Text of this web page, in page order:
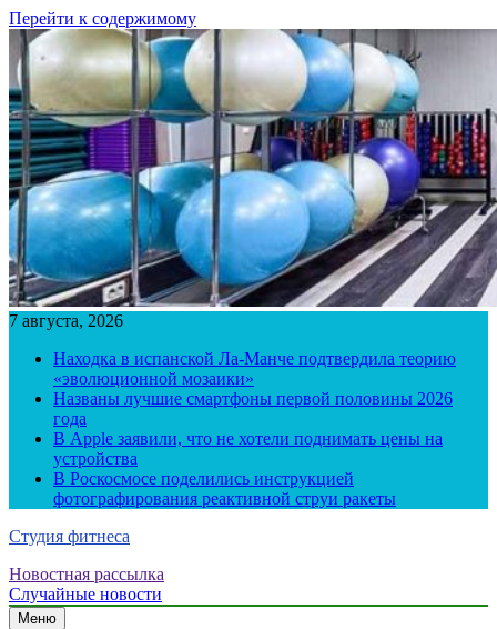
Перейти к содержимому
7 августа, 2026
Находка в испанской Ла-Манче подтвердила теорию
«эволюционной мозаики»
Названы лучшие смартфоны первой половины 2026
года
В Apple заявили, что не хотели поднимать цены на
устройства
В Роскосмосе поделились инструкцией
фотографирования реактивной струи ракеты
Студия фитнеса
Новостная рассылка
Случайные новости
Меню